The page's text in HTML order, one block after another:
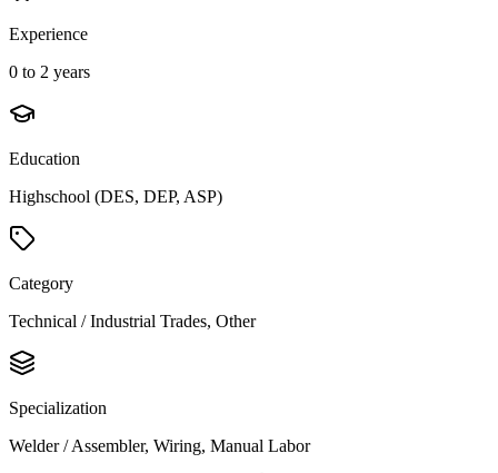
Experience
0 to 2 years
Education
Highschool (DES, DEP, ASP)
Category
Technical / Industrial Trades, Other
Specialization
Welder / Assembler, Wiring, Manual Labor